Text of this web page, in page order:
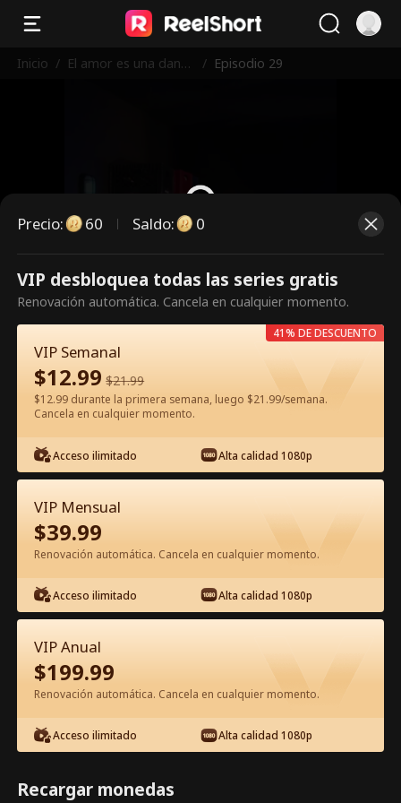
Inicio / El amor es una danza
/ Episodio 29
Es un episodio de pago.
Desbloquéalo para verlo.
60
Episodio 29 - El amor es una danza
peligrosa Película Completa
0-49 50-74 Todos los Episodios
29 30 32
Precio: 60 Saldo: 0
VIP desbloquea todas las series gratis
Renovación automática. Cancela en cualquier momento.
VIP Semanal
$12.99 $21.99
$12.99 durante la primera semana, luego $21.99/semana.
Cancela en cualquier momento.
Acceso ilimitado Alta calidad 1080p
41% DE DESCUENTO
VIP Mensual
$39.99
Renovación automática. Cancela en cualquier momento.
Acceso ilimitado Alta calidad 1080p
VIP Anual
$199.99
Renovación automática. Cancela en cualquier momento.
Acceso ilimitado Alta calidad 1080p
Recargar monedas